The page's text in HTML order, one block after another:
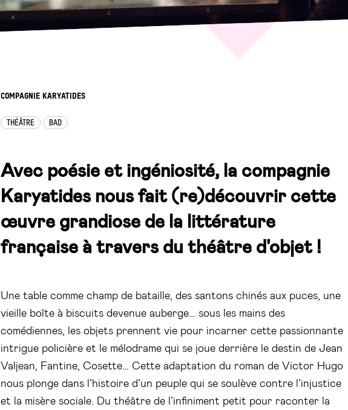
COMPAGNIE KARYATIDES
THÉÂTRE BAD
Avec poésie et ingéniosité, la compagnie
Karyatides nous fait (re)découvrir cette
œuvre grandiose de la littérature
française à travers du théâtre d'objet !
Une table comme champ de bataille, des santons chinés aux puces, une
vieille boîte à biscuits devenue auberge… sous les mains des
comédiennes, les objets prennent vie pour incarner cette passionnante
intrigue policière et le mélodrame qui se joue derrière le destin de Jean
Valjean, Fantine, Cosette… Cette adaptation du roman de Victor Hugo
nous plonge dans l’histoire d’un peuple qui se soulève contre l’injustice
et la misère sociale. Du théâtre de l’infiniment petit pour raconter la